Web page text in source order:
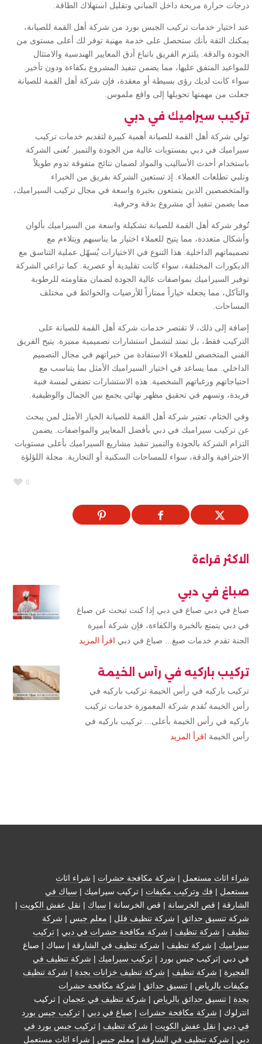
درجات حرارة مريحة داخل المباني وتقليل استهلاك الطاقة.
عند اختيار خدمات تركيب الجبس بورد من شركة أهل القمة للصيانة،
يمكنك الثقة بأنك ستحصل على خدمة مهنية توفر لك أعلى مستوى من
الجودة والدقة. يلتزم الفريق باتباع أدق المعايير الهندسية والامتثال
للمواعيد المتفق عليها، مما يضمن تنفيذ المشروع بكفاءة ودون تأخير.
سواء كانت لديك رؤى بسيطة أو معقدة، فإن شركة أهل القمة للصيانة
جعلت من مهمتها تحويلها إلى واقع ملموس.
تركيب سيراميك في دبي
تولي شركة أهل القمة للصيانة أهمية كبيرة لتقديم خدمات تركيب
سيراميك في دبي بمستويات عالية من الجودة والتميز. تُعنى الشركة
باستخدام أحدث الأساليب والمواد لضمان نتائج متفوقة تدوم طويلاً
وتلبي تطلعات العملاء. إذ تستعين الشركة بفريق من الخبراء
والمتخصصين الذين يتمتعون بخبرة واسعة في مجال تركيب السيراميك،
مما يضمن تنفيذ أي مشروع بدقة وحرفية.
تُوفر شركة أهل القمة للصيانة تشكيلة واسعة من السيراميك بألوان
وأشكال متعددة، مما يتيح للعملاء اختيار ما يناسبهم ويتلاءم مع
تصميماتهم الداخلية. هذا التنوع في الاختيارات يُسهّل عملية التناسق مع
الديكورات المختلفة، سواء كانت تقليدية أو عصرية. كما تراعي الشركة
توفير السيراميك بمواصفات عالية الجودة لضمان مقاومته للرطوبة
والتآكل، مما يجعله خياراً ممتازاً للأرضيات والحوائط في مختلف
المساحات.
إضافة إلى ذلك، لا تقتصر خدمات شركة أهل القمة للصيانة على
التركيب فقط، بل تمتد لتشمل استشارات تصميمية مميزة. يتيح الفريق
الفني المتخصص للعملاء الاستفادة من خبراتهم في مجال التصميم
الداخلي. مما يساعد في اختيار السيراميك الأمثل بما يتناسب مع
احتياجاتهم ورغباتهم الشخصية. هذه الاستشارات تضفي لمسة فنية
فريدة، وتسهم في تحقيق مظهر نهائي يجمع بين الجمال والوظيفية.
وفي الختام، تعتبر شركة أهل القمة للصيانة الخيار الأمثل لمن يبحث
عن تركيب سيراميك في دبي بأفضل المعايير والمواصفات. يضمن
التزام الشركة بالجودة والتميز تنفيذ مشاريع السيراميك بأعلى مستويات
الاحترافية والدقة، سواء للمساحات السكنية أو التجارية. مجلة اللؤلؤة
0
الاكثر قراءة
صباغ في دبي
صباغ في دبي صباغ في دبي إذا كنت تبحث عن صباغ
في دبي يتمتع بالخبرة والكفاءة، فإن شركة أميرة
الجنة تقدم خدمات صبغ... صباغ في دبي اقرأ المزيد
تركيب باركيه في رأس الخيمة
تركيب باركيه في رأس الخيمة تركيب باركيه في
رأس الخيمة تُقدم شركة المعمورة خدمات تركيب
باركيه في رأس الخيمة بأعلى... تركيب باركيه في
رأس الخيمة اقرأ المزيد
شراء اثاث مستعمل | شركة مكافحة حشرات | شراء اثاث
مستعمل | فك وتركيب مكيفات | تركيب سيراميك | سباك في
الشارقة | قص الخرسانة | قص الخرسانة | سباك | نقل عفش الكويت |
شركة تنسيق حدائق | شركة تنظيف فلل | معلم جبس | شركة
تنظيف | شركة تنظيف | شركة مكافحة حشرات في دبي | تركيب
سيراميك | شركة تنظيف | شركة تنظيف في الشارقة | سباك | صباغ
في دبي |تركيب جبس بورد | تركيب سيراميك | شركة تنظيف في
الفجيرة | شركة تنظيف | شركة تنظيف خزانات بجدة | شركة تنظيف
مكيفات بالرياض | تنسيق حدائق | شركة مكافحة حشرات
بجدة | تنسيق حدائق بالرياض | شركة تنظيف في عجمان | تركيب
انترلوك | شركة مكافحة حشرات | صباغ في دبي | تركيب جبس بورد
في دبي | نقل عفش الكويت | شركة تنظيف | تركيب جبس بورد في
دبي | شركة تنظيف في الشارقة | معلم جبس | شراء اثاث مستعمل